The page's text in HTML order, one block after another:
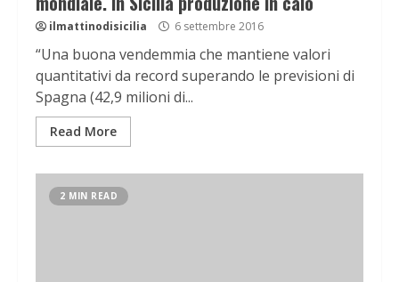
ilmattinodisicilia 6 settembre 2016
“Una buona vendemmia che mantiene valori
quantitativi da record superando le previsioni di
Spagna (42,9 milioni di...
Read More
2 MIN READ